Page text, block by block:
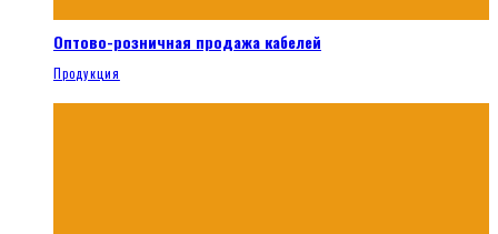
Оптово-розничная продажа кабелей
Продукция